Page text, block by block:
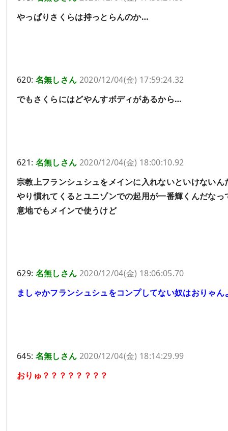
やっぱりさくらは持っとらんのか…
620: 名無しさん 2020/12/04(金) 17:59:24.32
でもさくらにはどやんすボディがあるから…
621: 名無しさん 2020/12/04(金) 18:00:10.92
宗教上フランシュシュをメインに入れないといけないん
やり慣れてくるとユニゾンでの起用が一番輝くんだなっ
意地でもメインで使うけど
629: 名無しさん 2020/12/04(金) 18:06:05.70
ましゃかフランシュシュをコンプしてない奴はおりゃん
645: 名無しさん 2020/12/04(金) 18:14:29.99
おりゅ？？？？？？？？